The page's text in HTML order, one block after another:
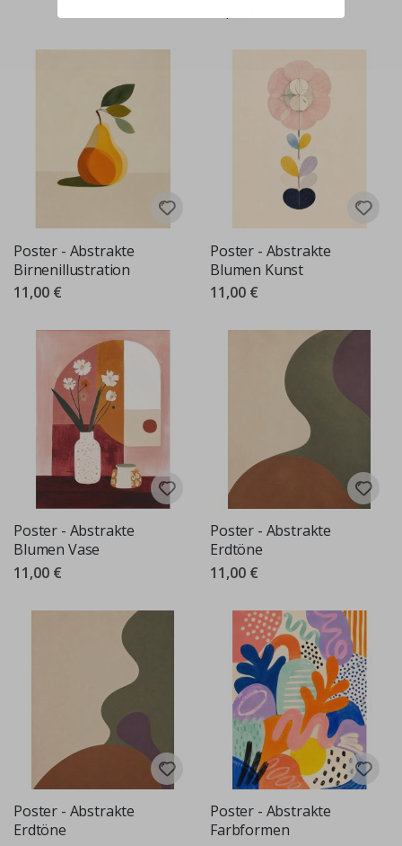
Poster - Abstrakte
Birnenillustration
11,00 €
Poster - Abstrakte
Blumen Kunst
11,00 €
Poster - Abstrakte
Blumen Vase
11,00 €
Poster - Abstrakte
Erdtöne
11,00 €
Poster - Abstrakte
Erdtöne
Poster - Abstrakte
Farbformen